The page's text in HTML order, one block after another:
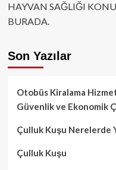
HAYVAN SAĞLIĞI
BURADA.
Son Yazılar
Otobüs Kiralama
Güvenlik ve Ekonomik
Çulluk Kuşu Nerelerde
Çulluk Kuşu